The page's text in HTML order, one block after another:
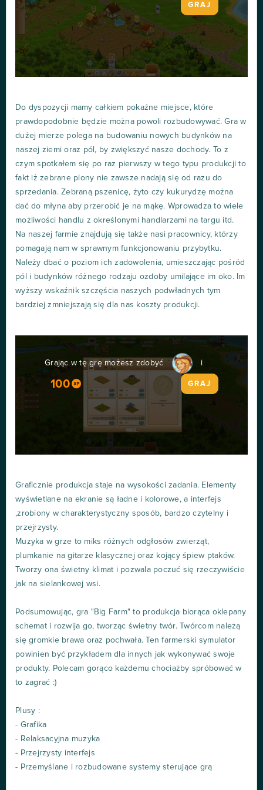
GRAJ
Do dyspozycji mamy całkiem pokaźne miejsce, które
prawdopodobnie będzie można powoli rozbudowywać. Gra w
dużej mierze polega na budowaniu nowych budynków na
naszej ziemi oraz pól, by zwiększyć nasze dochody. To z
czym spotkałem się po raz pierwszy w tego typu produkcji to
fakt iż zebrane plony nie zawsze nadają się od razu do
sprzedania. Zebraną pszenicę, żyto czy kukurydzę można
dać do młyna aby przerobić je na mąkę. Wprowadza to wiele
możliwości handlu z określonymi handlarzami na targu itd.
Na naszej farmie znajdują się także nasi pracownicy, którzy
pomagają nam w sprawnym funkcjonowaniu przybytku.
Należy dbać o poziom ich zadowolenia, umieszczając pośród
pól i budynków różnego rodzaju ozdoby umilające im oko. Im
wyższy wskaźnik szczęścia naszych podwładnych tym
bardziej zmniejszają się dla nas koszty produkcji.
Grając w tę grę możesz zdobyć i
100 GRAJ
Graficznie produkcja staje na wysokości zadania. Elementy
wyświetlane na ekranie są ładne i kolorowe, a interfejs
,zrobiony w charakterystyczny sposób, bardzo czytelny i
przejrzysty.
Muzyka w grze to miks różnych odgłosów zwierząt,
plumkanie na gitarze klasycznej oraz kojący śpiew ptaków.
Tworzy ona świetny klimat i pozwala poczuć się rzeczywiście
jak na sielankowej wsi.
Podsumowując, gra "Big Farm" to produkcja biorąca oklepany
schemat i rozwija go, tworząc świetny twór. Twórcom należą
się gromkie brawa oraz pochwała. Ten farmerski symulator
powinien być przykładem dla innych jak wykonywać swoje
produkty. Polecam gorąco każdemu chociażby spróbować w
to zagrać :)
Plusy :
- Grafika
- Relaksacyjna muzyka
- Przejrzysty interfejs
- Przemyślane i rozbudowane systemy sterujące grą